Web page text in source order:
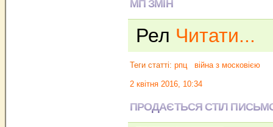
МП ЗМІН
Рел Читати...
Теги статті: рпц війна з московією
2 квітня 2016, 10:34
ПРОДАЄТЬСЯ СТІЛ